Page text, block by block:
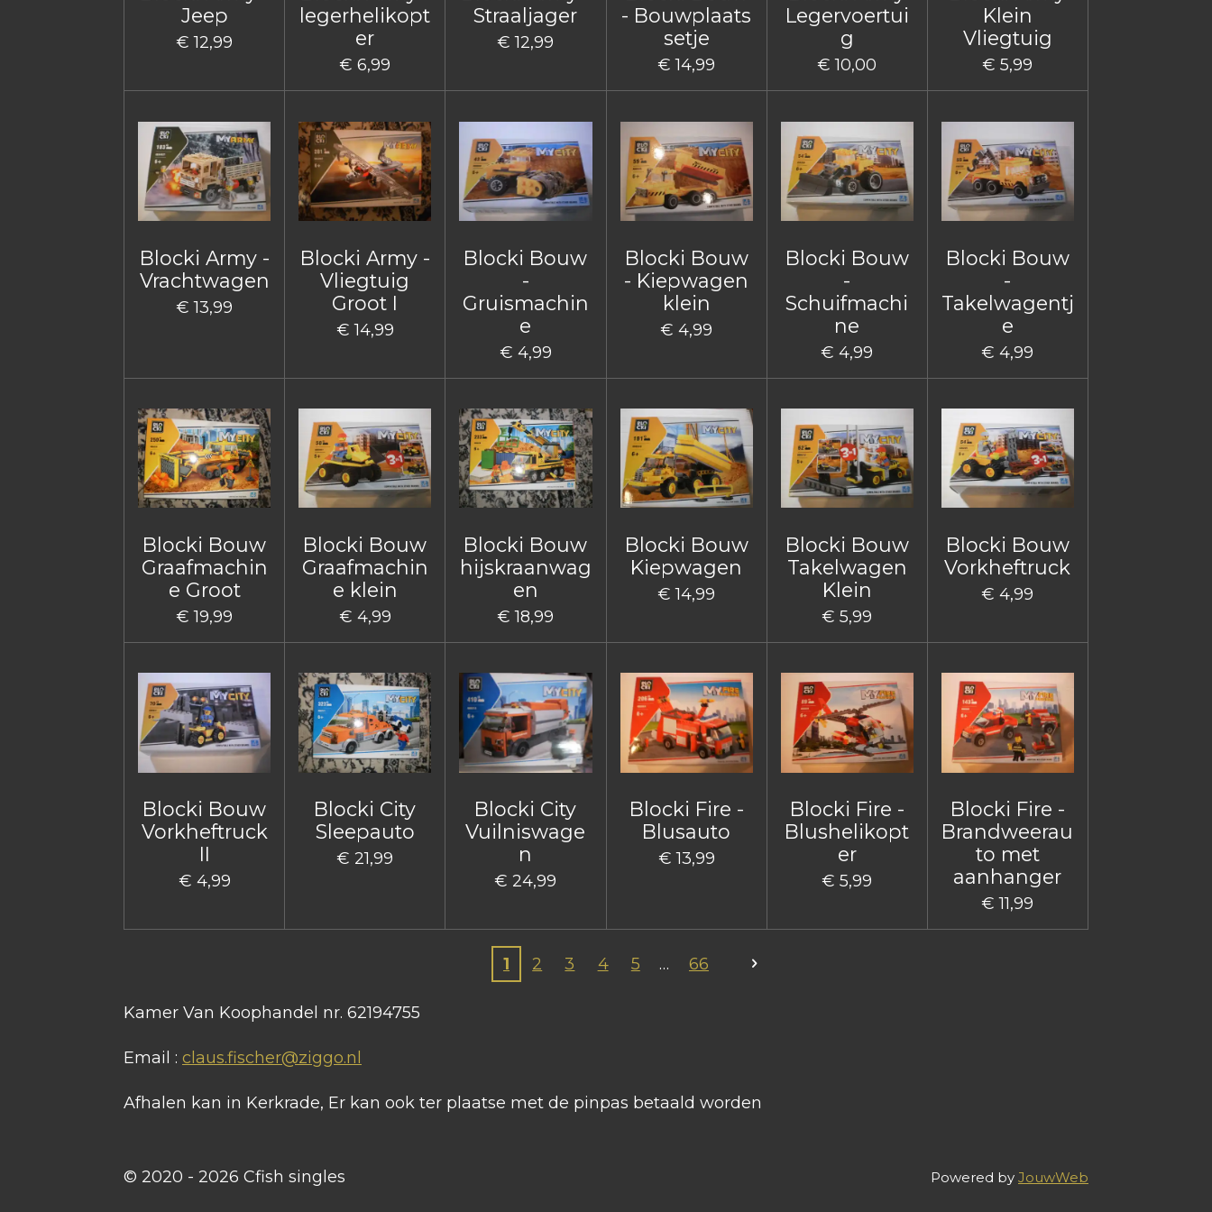
Jeep
€ 12,99
legerhelikopt
er
€ 6,99
Straaljager
€ 12,99
- Bouwplaats
setje
€ 14,99
Legervoertui
g
€ 10,00
Klein
Vliegtuig
€ 5,99
Blocki Army -
Vrachtwagen
€ 13,99
Blocki Army -
Vliegtuig
Groot I
€ 14,99
Blocki Bouw
-
Gruismachin
e
€ 4,99
Blocki Bouw
- Kiepwagen
klein
€ 4,99
Blocki Bouw
-
Schuifmachi
ne
€ 4,99
Blocki Bouw
-
Takelwagentj
e
€ 4,99
Blocki Bouw
Graafmachin
e Groot
€ 19,99
Blocki Bouw
Graafmachin
e klein
€ 4,99
Blocki Bouw
hijskraanwag
en
€ 18,99
Blocki Bouw
Kiepwagen
€ 14,99
Blocki Bouw
Takelwagen
Klein
€ 5,99
Blocki Bouw
Vorkheftruck
€ 4,99
Blocki Bouw
Vorkheftruck
II
€ 4,99
Blocki City
Sleepauto
€ 21,99
Blocki City
Vuilniswage
n
€ 24,99
Blocki Fire -
Blusauto
€ 13,99
Blocki Fire -
Blushelikopt
er
€ 5,99
Blocki Fire -
Brandweerau
to met
aanhanger
€ 11,99
1 2 3 4 5 66
Kamer Van Koophandel nr. 62194755
Email : claus.fischer@ziggo.nl
Afhalen kan in Kerkrade, Er kan ook ter plaatse met de pinpas betaald worden
© 2020 - 2026 Cfish singles Powered by JouwWeb